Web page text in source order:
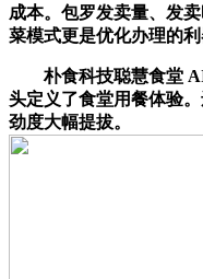
成本。包罗发卖量、发
菜模式更是优化办理的利
朴食科技聪慧食堂 AI
头定义了食堂用餐体验
劲度大幅提拔。